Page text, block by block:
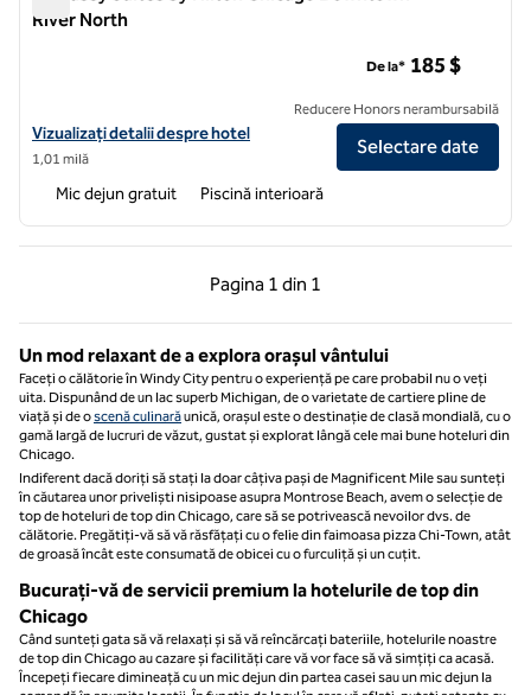
River North
Vizualizați detaliile hotelului pentru Embassy Suites by Hilton
Vizualizați detalii despre hotel
1,01 milă
De la* 185 $
Reducere Honors nerambursabilă
Selectare date
Mic dejun gratuit Piscină interioară
Pagina 1 din 1
Pagina anterioară, 1 din 1
Pagina 1 din 1
Un mod relaxant de a explora orașul vântului
Faceți o călătorie în Windy City pentru o experiență pe care probabil nu o veți
uita. Dispunând de un lac superb Michigan, de o varietate de cartiere pline de
viață și de oscenă culinarăunică, orașul este o destinație de clasă mondială, cu o
gamă largă de lucruri de văzut, gustat și explorat lângă cele mai bune hoteluri din
Chicago.
Indiferent dacă doriți să stați la doar câțiva pași de Magnificent Mile sau sunteți
în căutarea unor priveliști nisipoase asupra Montrose Beach, avem o selecție de
top de hoteluri de top din Chicago, care să se potrivească nevoilor dvs. de
călătorie. Pregătiți-vă să vă răsfățați cu o felie din faimoasa pizza Chi-Town, atât
de groasă încât este consumată de obicei cu o furculiță și un cuțit.
Bucurați-vă de servicii premium la hotelurile de top din
Chicago
Când sunteți gata să vă relaxați și să vă reîncărcați bateriile, hotelurile noastre
de top din Chicago au cazare și facilități care vă vor face să vă simțiți ca acasă.
Începeți fiecare dimineață cu un mic dejun din partea casei sau un mic dejun la